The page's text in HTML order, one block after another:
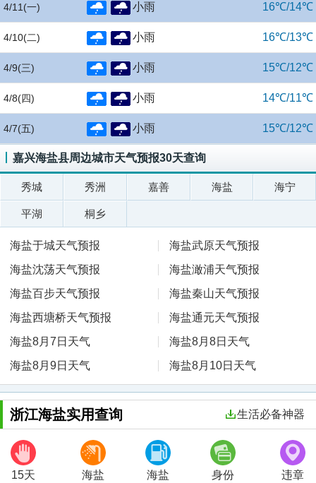
4/11 (一) 小雨 16℃/14℃
4/10(二) 小雨 16℃/13℃
4/9(三) 小雨 15℃/12℃
4/8(四) 小雨 14℃/11℃
4/7(五) 小雨 15℃/12℃
嘉兴海盐县周边城市天气预报30天查询
秀城 秀洲 嘉善 海盐 海宁
平湖 桐乡
海盐于城天气预报
海盐武原天气预报
海盐沈荡天气预报
海盐澉浦天气预报
海盐百步天气预报
海盐秦山天气预报
海盐西塘桥天气预报
海盐通元天气预报
海盐8月7日天气
海盐8月8日天气
海盐8月9日天气
海盐8月10日天气
浙江海盐实用查询 生活必备神器
15天
海盐
海盐
身份
违章